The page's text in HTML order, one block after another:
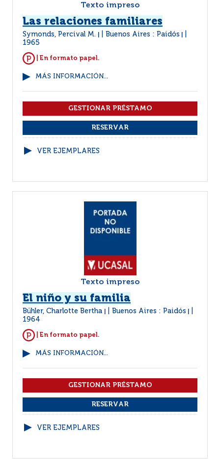
Texto impreso
Las relaciones familiares
Symonds, Percival M. Buenos Aires : Paidós
1965
| En formato papel.
MÁS INFORMACIÓN...
VER EJEMPLARES
Texto impreso
El niño y su familia
Bühler, Charlotte Bertha Buenos Aires : Paidós
1964
| En formato papel.
MÁS INFORMACIÓN...
VER EJEMPLARES